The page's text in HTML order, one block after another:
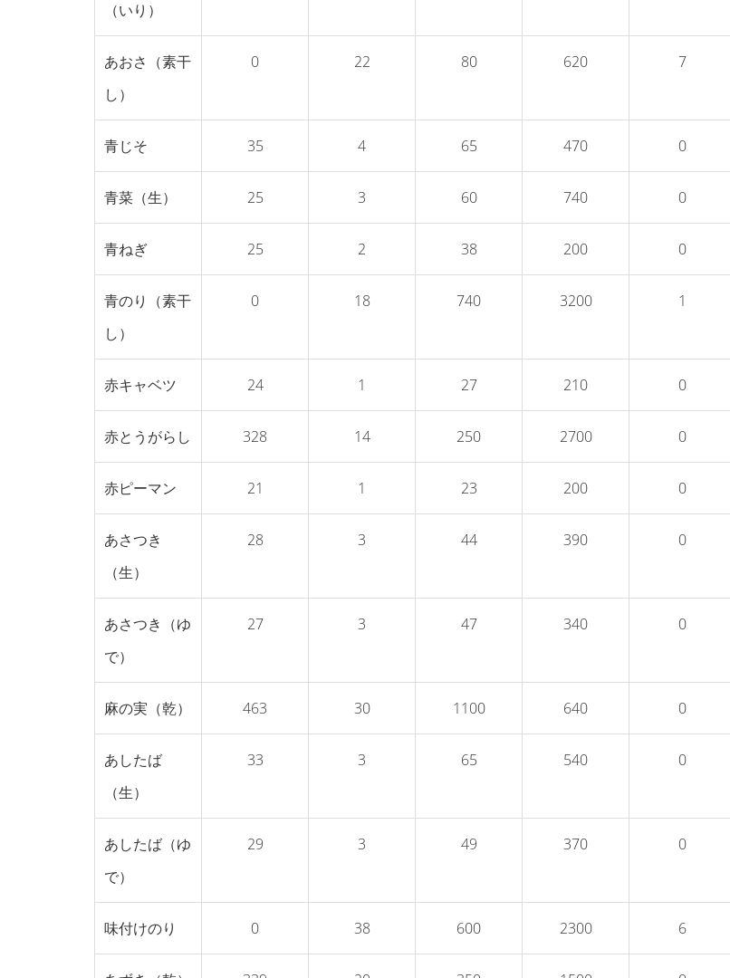
（いり）
あおさ（素干
し）
0 22 80 620 7
青じそ 35 4 65 470 0
青菜（生） 25 3 60 740 0
青ねぎ 25 2 38 200 0
青のり（素干
し）
0 18 740 3200 1
赤キャベツ 24 1 27 210 0
赤とうがらし 328 14 250 2700 0
赤ピーマン 21 1 23 200 0
あさつき
（生）
28 3 44 390 0
あさつき（ゆ
で）
27 3 47 340 0
麻の実（乾） 463 30 1100 640 0
あしたば
（生）
33 3 65 540 0
あしたば（ゆ
で）
29 3 49 370 0
味付けのり 0 38 600 2300 6